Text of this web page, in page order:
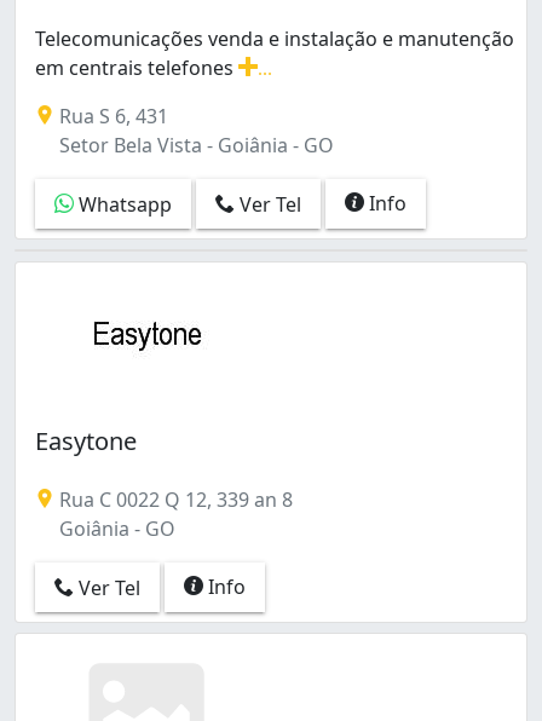
Telecomunicações venda e instalação e manutenção
em centrais telefones
Rua S 6, 431
Setor Bela Vista - Goiânia - GO
Whatsapp Ver Tel Info
Easytone
Rua C 0022 Q 12, 339 an 8
Goiânia - GO
Ver Tel Info